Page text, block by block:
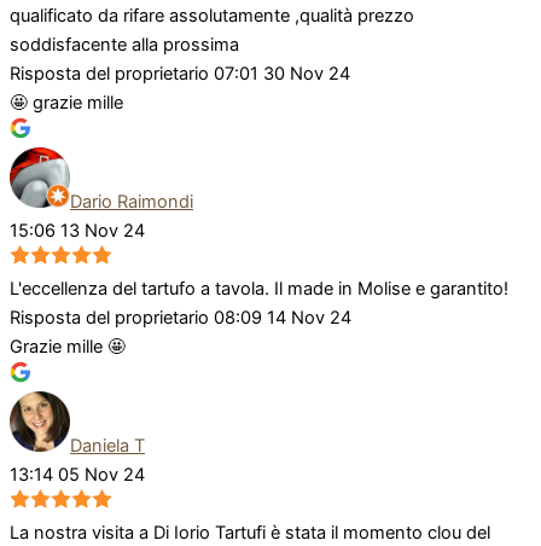
qualificato da rifare assolutamente ,qualità prezzo
soddisfacente alla prossima
Risposta del proprietario 07:01 30 Nov 24
🤩 grazie mille
Dario Raimondi
15:06 13 Nov 24
L'eccellenza del tartufo a tavola. Il made in Molise e garantito!
Risposta del proprietario 08:09 14 Nov 24
Grazie mille 🤩
Daniela T
13:14 05 Nov 24
La nostra visita a Di Iorio Tartufi è stata il momento clou del